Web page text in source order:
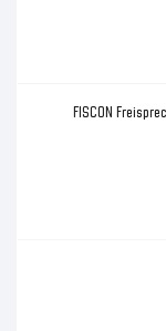
FISCON